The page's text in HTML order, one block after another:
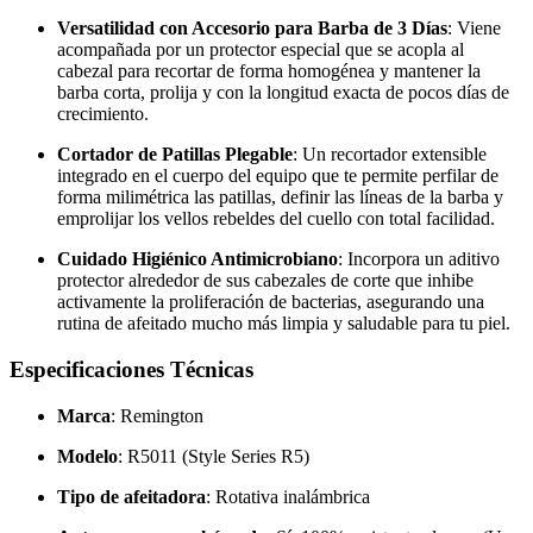
Versatilidad con Accesorio para Barba de 3 Días: Viene
acompañada por un protector especial que se acopla al
cabezal para recortar de forma homogénea y mantener la
barba corta, prolija y con la longitud exacta de pocos días de
crecimiento.
Cortador de Patillas Plegable: Un recortador extensible
integrado en el cuerpo del equipo que te permite perfilar de
forma milimétrica las patillas, definir las líneas de la barba y
emprolijar los vellos rebeldes del cuello con total facilidad.
Cuidado Higiénico Antimicrobiano: Incorpora un aditivo
protector alrededor de sus cabezales de corte que inhibe
activamente la proliferación de bacterias, asegurando una
rutina de afeitado mucho más limpia y saludable para tu piel.
Especificaciones Técnicas
Marca: Remington
Modelo: R5011 (Style Series R5)
Tipo de afeitadora: Rotativa inalámbrica